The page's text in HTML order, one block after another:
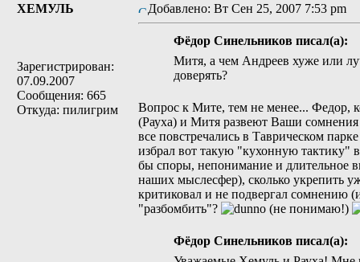
ХЕМУЛЬ
Зарегистрирован:
07.09.2007
Сообщения: 665
Откуда: пилигрим
Добавлено: Вт Сен 25, 2007 7:53 pm
Фёдор Синельников писал(а):
Митя, а чем Андреев хуже или
доверять?
Вопрос к Мите, тем не менее... Федор,
(Рауха) и Митя развеют Ваши
все повстречались в Таврическом
избрал вот такую "кухонную тактику"
бы споры, непонимание и длительное
наших мыслесфер), сколько укрепить
критиковал и не подвергал сомнению
"разбомбить"?
Фёдор Синельников писал(а):